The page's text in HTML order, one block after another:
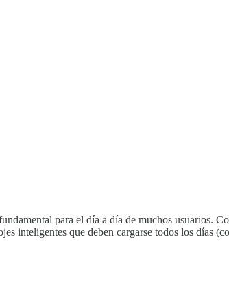
para el día a día de muchos usuarios.
inteligentes que deben cargarse todos los días